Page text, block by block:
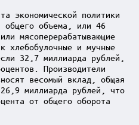
экономической политики
общего объема, или 46
мясоперерабатывающие
хлебобулочные и мучные
32,7 миллиарда рублей,
Производители
весомый вклад, общая
миллиарда рублей, что
от общего оборота